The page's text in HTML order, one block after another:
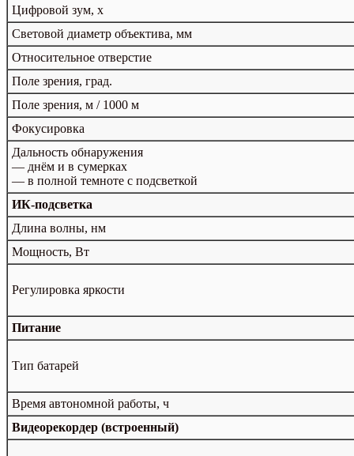
Цифровой зум, x
Световой диаметр объектива, мм
Относительное отверстие
Поле зрения, град.
Поле зрения, м / 1000 м
Фокусировка
Дальность обнаружения
— днём и в сумерках
— в полной темноте с подсветкой
ИК-подсветка
Длина волны, нм
Мощность, Вт
Регулировка яркости
Питание
Тип батарей
Время автономной работы, ч
Видеорекордер (встроенный)